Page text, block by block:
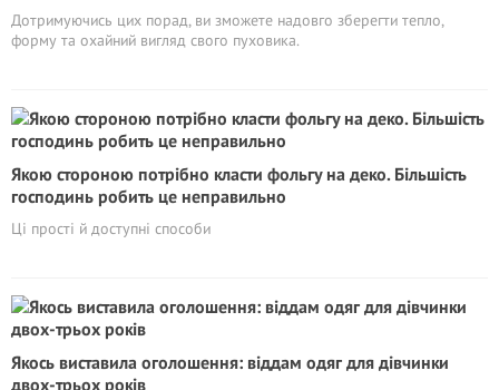
Дотримуючись цих порад, ви зможете надовго зберегти тепло,
форму та охайний вигляд свого пуховика.
Якою стороною потрібно класти фольгу на деко. Більшість
господинь робить це неправильно
Ці прості й доступні способи
Якось виставила оголошення: віддам одяг для дівчинки
двох-трьох років